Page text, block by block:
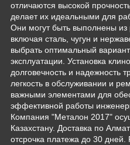
отличаются высокой
делает их идеальными для
Они могут быть выполнены из
включая сталь, чугун и
выбрать оптимальный
эксплуатации. Установка
долговечность и надежность
легкость в обслуживании и
важными элементами для
эффективной работы
Компания "Металон 2017"
Казахстану. Доставка по
отсрочка платежа до 30 дней.